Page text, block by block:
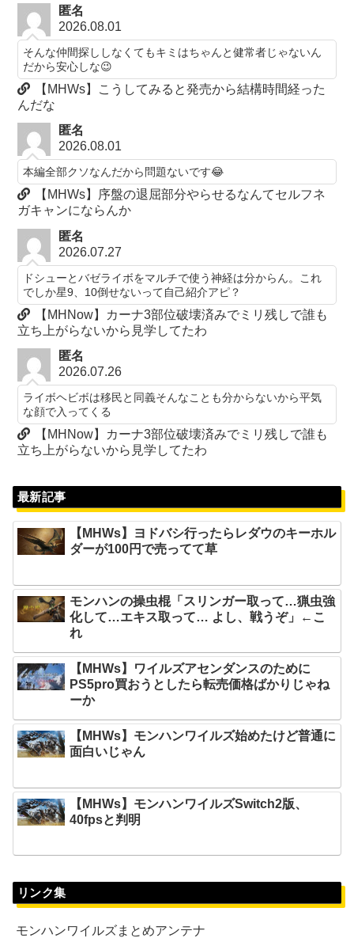
匿名
2026.08.01
そんな仲間探ししなくてもキミはちゃんと健常者じゃないん
だから安心しな😉
【MHWs】こうしてみると発売から結構時間経った
んだな
匿名
2026.08.01
本編全部クソなんだから問題ないです😂
【MHWs】序盤の退屈部分やらせるなんてセルフネ
ガキャンにならんか
匿名
2026.07.27
ドシューとバゼライボをマルチで使う神経は分からん。これ
でしか星9、10倒せないって自己紹介アピ？
【MHNow】カーナ3部位破壊済みでミリ残しで誰も
立ち上がらないから見学してたわ
匿名
2026.07.26
ライボヘビボは移民と同義そんなことも分からないから平気
な顔で入ってくる
【MHNow】カーナ3部位破壊済みでミリ残しで誰も
立ち上がらないから見学してたわ
最新記事
【MHWs】ヨドバシ行ったらレダウのキーホル
ダーが100円で売ってて草
モンハンの操虫棍「スリンガー取って…猟虫強
化して…エキス取って… よし、戦うぞ」←こ
れ
【MHWs】ワイルズアセンダンスのために
PS5pro買おうとしたら転売価格ばかりじゃね
ーか
【MHWs】モンハンワイルズ始めたけど普通に
面白いじゃん
【MHWs】モンハンワイルズSwitch2版、
40fpsと判明
リンク集
モンハンワイルズまとめアンテナ